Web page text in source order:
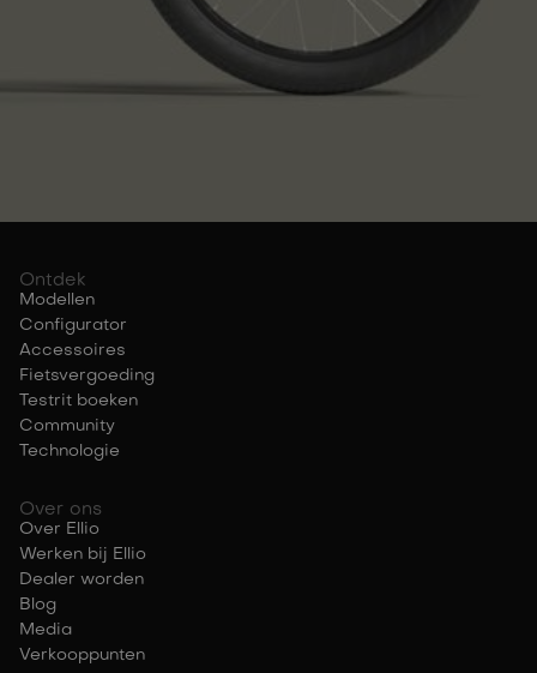
Ontdek
Modellen
Configurator
Accessoires
Fietsvergoeding
Testrit boeken
Community
Technologie
Over ons
Over Ellio
Werken bij Ellio
Dealer worden
Blog
Media
Verkooppunten